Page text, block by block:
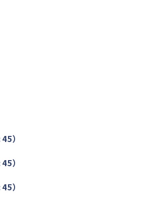
）
）
）